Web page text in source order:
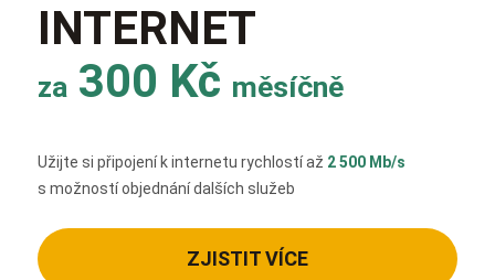
INTERNET
za300 Kč měsíčně
Užijte si připojení k internetu rychlostí až 2 500 Mb/s
s možností objednání dalších služeb
ZJISTIT VÍCE